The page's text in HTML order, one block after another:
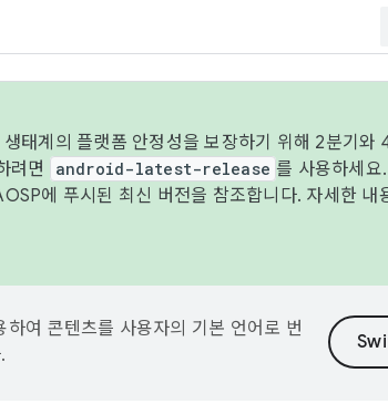
태계의 플랫폼 안정성을 보장하기 위해 2분기와
려면
android-latest-release 를 사용하세요.
에 푸시된 최신 버전을 참조합니다. 자세한 내
여 콘텐츠를 사용자의 기본 언어로 번